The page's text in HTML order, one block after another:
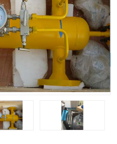
耐腐蚀除雾器滤芯